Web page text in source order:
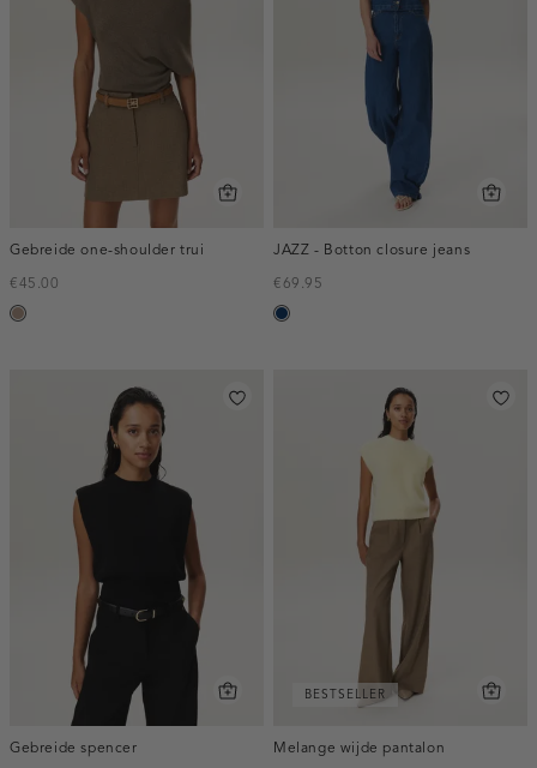
Gebreide one-shoulder trui
€45.00
taupe,
JAZZ - Botton closure jeans
€69.95
blauw,
Gebreide spencer
BESTSELLER
Melange wijde pantalon